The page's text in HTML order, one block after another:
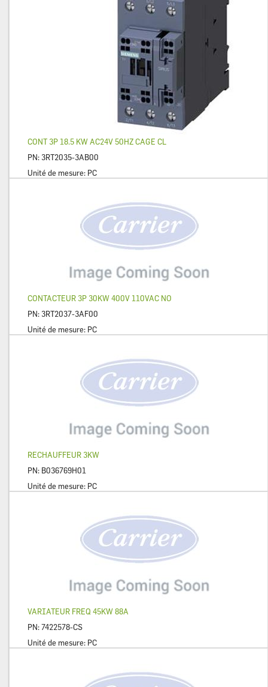
CONT 3P 18.5 KW AC24V 50HZ CAGE CL
PN: 3RT2035-3AB00
Unité de mesure: PC
CONTACTEUR 3P 30KW 400V 110VAC NO
PN: 3RT2037-3AF00
Unité de mesure: PC
RECHAUFFEUR 3KW
PN: B036769H01
Unité de mesure: PC
VARIATEUR FREQ 45KW 88A
PN:7422578-CS
Unité de mesure: PC